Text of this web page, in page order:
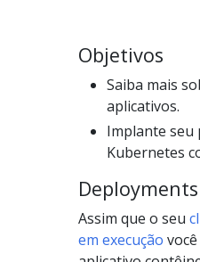
Objetivos
Saiba mais
aplicativos.
Implante seu
Kubernetes
Assim que o seu
em execução